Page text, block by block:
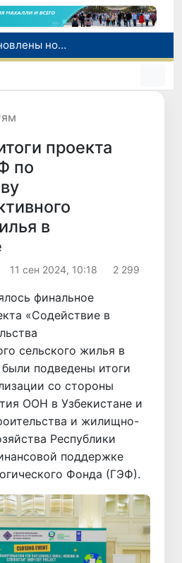
В Узбекистане определен порядок перехода банков и МФО на исламскую банковскую деятельность
В Узбекистане вводятся новые субсидии и сервисная поддержка для племенного животноводства
проекта
по
в
11 сен 2024, 10:18 2 299
финальное
«Содействие в
сельского жилья в
были подведены итоги
со стороны
ООН в Узбекистане и
и жилищно-
Республики
поддержке
Фонда (ГЭФ).